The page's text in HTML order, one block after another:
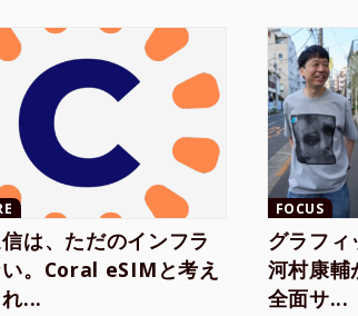
は、ただのインフラ
い。Coral eSIMと考え
...
FOCUS
グラフィ
河村康
全面サ...